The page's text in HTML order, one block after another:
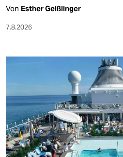
Von Esther Geißlinger
7.8.2026